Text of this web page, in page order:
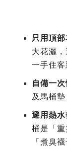
只用頂部
大花灑
一手住客
自備一次
及馬桶
避用熱水
桶是「
「煮臭